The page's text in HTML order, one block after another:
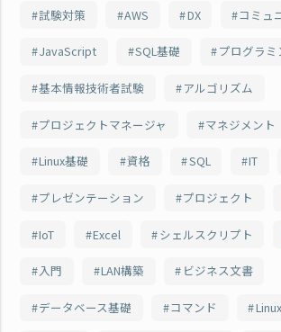
試験対策 AWS DX コミュ
JavaScript SQL基礎 プログラミ
基本情報技術者試験 アルゴリズム
プロジェクトマネージャ マネジメント
Linux基礎 資格 SQL IT
プレゼンテーション プロジェクト
IoT Excel シェルスクリプト
入門 LAN構築 ビジネス文書
データベース基礎 コマンド